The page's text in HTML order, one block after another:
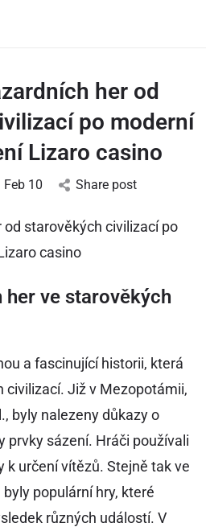
her od
po moderní
Lizaro casino
Feb 10 Share post
starověkých civilizací po
casino
ve starověkých
a fascinující historii, která
civilizací. Již v Mezopotámii,
byly nalezeny důkazy o
prvky sázení. Hráči používali
k určení vítězů. Stejně tak ve
populární hry, které
různých událostí. V